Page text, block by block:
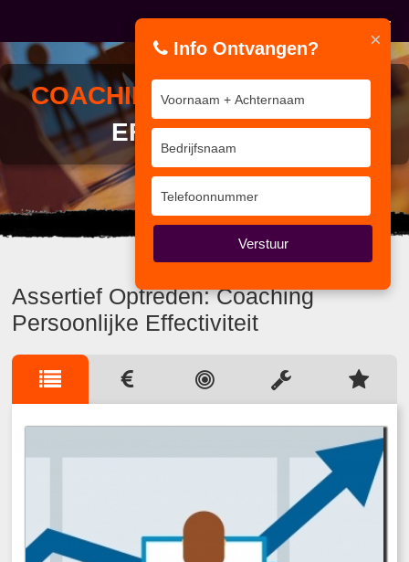
COACHINGPERSOONLIJKE
EFFECTIVITEIT
Wij kennen de weg.
Assertief Optreden: Coaching
Persoonlijke Effectiviteit
×
Info Ontvangen?
Verstuur